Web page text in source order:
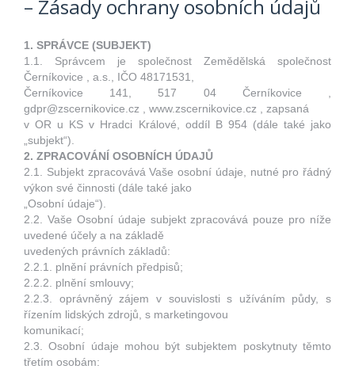
– Zásady ochrany osobních údajů
1. SPRÁVCE (SUBJEKT)
1.1. Správcem je společnost Zemědělská společnost
Černíkovice , a.s., IČO 48171531,
Černíkovice 141, 517 04 Černíkovice ,
gdpr@zscernikovice.cz , www.zscernikovice.cz , zapsaná
v OR u KS v Hradci Králové, oddíl B 954 (dále také jako
„subjekt“).
2. ZPRACOVÁNÍ OSOBNÍCH ÚDAJŮ
2.1. Subjekt zpracovává Vaše osobní údaje, nutné pro řádný
výkon své činnosti (dále také jako
„Osobní údaje“).
2.2. Vaše Osobní údaje subjekt zpracovává pouze pro níže
uvedené účely a na základě
uvedených právních základů:
2.2.1. plnění právních předpisů;
2.2.2. plnění smlouvy;
2.2.3. oprávněný zájem v souvislosti s užíváním půdy, s
řízením lidských zdrojů, s marketingovou
komunikací;
2.3. Osobní údaje mohou být subjektem poskytnuty těmto
třetím osobám: